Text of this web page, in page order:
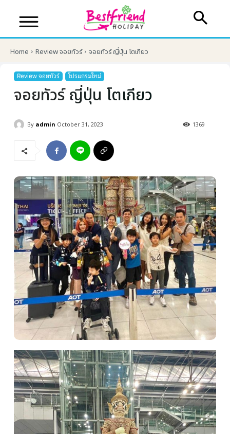
บริษัทเบสเฟรนด์ ฮอลิเดย์
เส้นทางที่ต้องการ
หน้าแรก
ทัวร์ต่างประเทศ
จัดกรุ๊ปต่างประเทศ
โปรไฟไหม้
ทัวร์ในประเทศ
จัดกรุ๊ปในประเทศ
เรือเจ้าพระยา
Home Review จอยทัวร์ จอยทัวร์ ญี่ปุ่น โตเกียว
Review จอยทัวร์ โปรแกรมใหม่
จอยทัวร์ ญี่ปุ่น โตเกียว
By admin October 31, 2023 1369